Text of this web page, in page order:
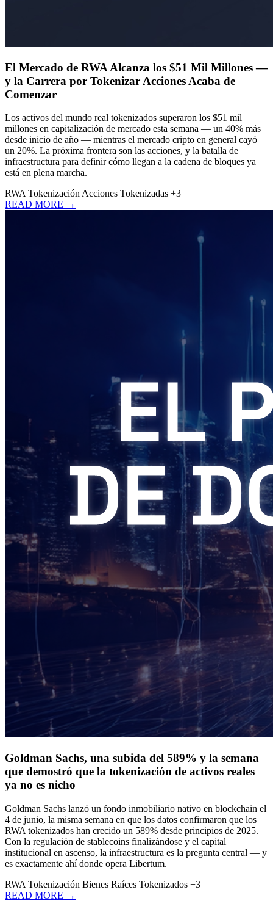
El Mercado de RWA Alcanza los $51 Mil Millones —
y la Carrera por Tokenizar Acciones Acaba de
Comenzar
Los activos del mundo real tokenizados superaron los $51 mil
millones en capitalización de mercado esta semana — un 40% más
desde inicio de año — mientras el mercado cripto en general cayó
un 20%. La próxima frontera son las acciones, y la batalla de
infraestructura para definir cómo llegan a la cadena de bloques ya
está en plena marcha.
RWATokenizaciónAcciones Tokenizadas +3
READ MORE →
Goldman Sachs, una subida del 589% y la semana
que demostró que la tokenización de activos reales
ya no es nicho
Goldman Sachs lanzó un fondo inmobiliario nativo en blockchain el
4 de junio, la misma semana en que los datos confirmaron que los
RWA tokenizados han crecido un 589% desde principios de 2025.
Con la regulación de stablecoins finalizándose y el capital
institucional en ascenso, la infraestructura es la pregunta central — y
es exactamente ahí donde opera Libertum.
RWA Tokenización Bienes Raíces Tokenizados +3
READ MORE →